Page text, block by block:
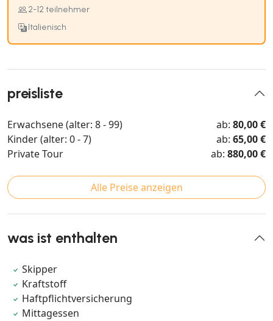
2-12 teilnehmer
Italienisch
preisliste
Erwachsene (alter: 8 - 99) ab: 80,00 €
Kinder (alter: 0 - 7)
ab: 65,00 €
Private Tour
ab: 880,00 €
Alle Preise anzeigen
was ist enthalten
Skipper
Kraftstoff
Haftpflichtversicherung
Mittagessen